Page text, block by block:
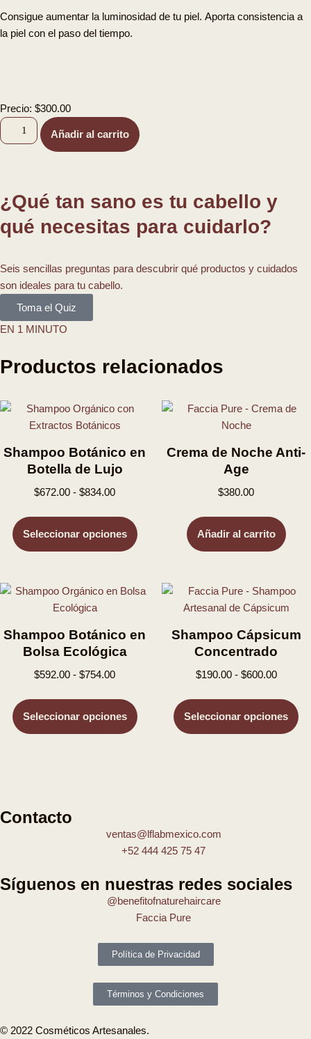
Consigue aumentar la luminosidad de tu piel. Aporta consistencia a
la piel con el paso del tiempo.
Precio: $300.00
Añadir al carrito
¿Qué tan sano es tu cabello y
qué necesitas para cuidarlo?
Seis sencillas preguntas para descubrir qué productos y cuidados
son ideales para tu cabello.
Toma el Quiz
EN 1 MINUTO
Productos relacionados
Shampoo Botánico en
Botella de Lujo
$672.00 - $834.00
Seleccionar opciones
Crema de Noche Anti-
Age
$380.00
Añadir al carrito
Shampoo Botánico en
Bolsa Ecológica
$592.00 - $754.00
Seleccionar opciones
Shampoo Cápsicum
Concentrado
$190.00 - $600.00
Seleccionar opciones
Contacto
ventas@lflabmexico.com
+52 444 425 75 47
Síguenos en nuestras redes sociales
@benefitofnaturehaircare
Faccia Pure
Política de Privacidad
Términos y Condiciones
© 2022 Cosméticos Artesanales.